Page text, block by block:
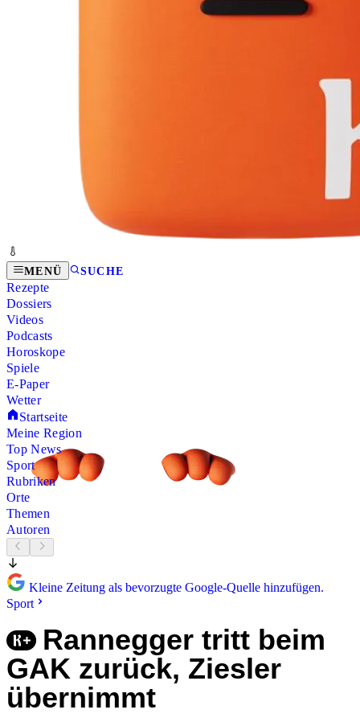
MENÜ SUCHE
Rezepte
Dossiers
Videos
Podcasts
Horoskope
Spiele
E-Paper
Wetter
Startseite
Meine Region
Top News
Sport
Rubriken
Orte
Themen
Autoren
Kleine Zeitung als bevorzugte Google-Quelle hinzufügen.
Sport
Rannegger tritt beim
GAK zurück, Ziesler
übernimmt